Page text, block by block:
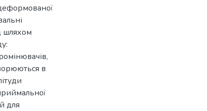
шляхом
в
для